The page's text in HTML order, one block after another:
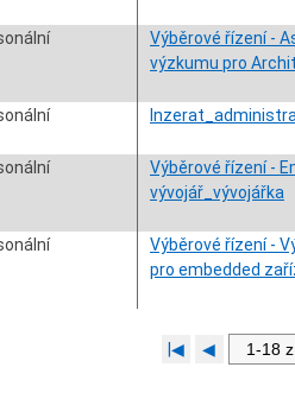
Výběrové řízení -
výzkumu pro
Výběrové řízení -
vývojář_vývojářka
Výběrové řízení -
pro embedded
|◀ ◀